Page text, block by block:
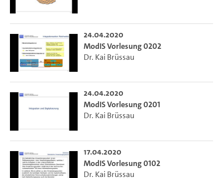
24.04.2020
ModIS Vorlesung 0202
Dr. Kai Brüssau
24.04.2020
ModIS Vorlesung 0201
Dr. Kai Brüssau
17.04.2020
ModIS Vorlesung 0102
Dr. Kai Brüssau